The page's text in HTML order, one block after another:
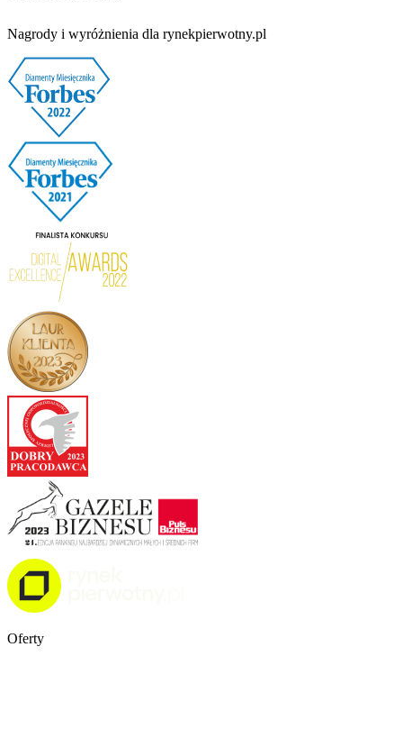
Nagrody i wyróżnienia dla rynekpierwotny.pl
Oferty